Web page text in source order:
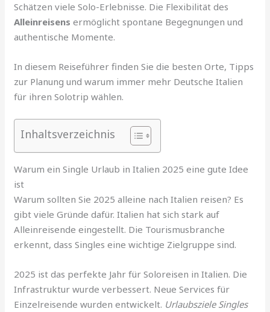
Schätzen viele Solo-Erlebnisse. Die Flexibilität des
Alleinreisens ermöglicht spontane Begegnungen und
authentische Momente.
In diesem Reiseführer finden Sie die besten Orte, Tipps
zur Planung und warum immer mehr Deutsche Italien
für ihren Solotrip wählen.
Inhaltsverzeichnis
Warum ein Single Urlaub in Italien 2025 eine gute Idee
ist
Warum sollten Sie 2025 alleine nach Italien reisen? Es
gibt viele Gründe dafür. Italien hat sich stark auf
Alleinreisende eingestellt. Die Tourismusbranche
erkennt, dass Singles eine wichtige Zielgruppe sind.
2025 ist das perfekte Jahr für Soloreisen in Italien. Die
Infrastruktur wurde verbessert. Neue Services für
Einzelreisende wurden entwickelt. Urlaubsziele Singles